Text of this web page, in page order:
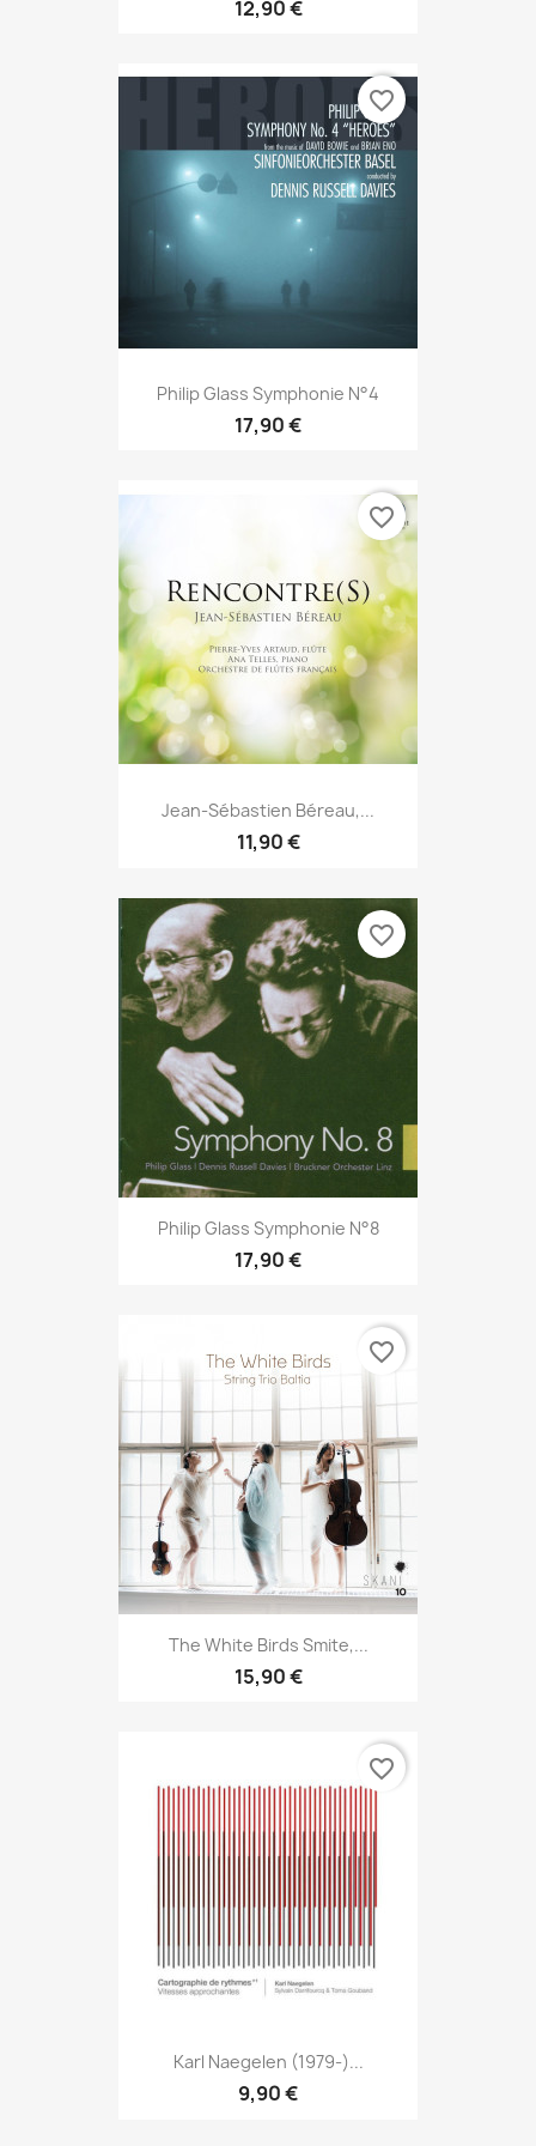
12,90 €
Philip Glass Symphonie N°4
17,90 €
favorite_border
Jean-Sébastien Béreau,...
11,90 €
favorite_border
Philip Glass Symphonie N°8
17,90 €
favorite_border
The White Birds Smite,...
15,90 €
favorite_border
Karl Naegelen (1979-)...
9,90 €
favorite_border